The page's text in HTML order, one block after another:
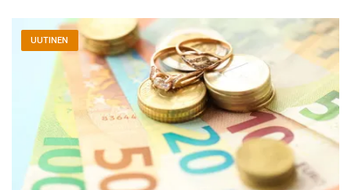
UUTINEN